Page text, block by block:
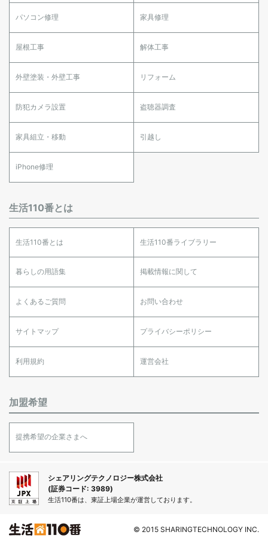
パソコン修理 家具修理
屋根工事 解体工事
外壁塗装・外壁工事 リフォーム
防犯カメラ設置 盗聴器調査
家具組立・移動 引越し
iPhone修理
生活110番とは
生活110番とは 生活110番ライブラリー
暮らしの用語集 掲載情報に関して
よくあるご質問 お問い合わせ
サイトマップ プライバシーポリシー
利用規約 運営会社
加盟希望
提携希望の企業さまへ
シェアリングテクノロジー株式会社
(証券コード: 3989)
生活110番は、東証上場企業が運営しております。
© 2015 SHARINGTECHNOLOGY INC.